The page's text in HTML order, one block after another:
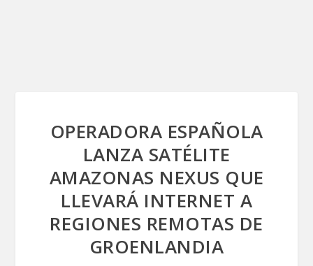
OPERADORA ESPAÑOLA
LANZA SATÉLITE
AMAZONAS NEXUS QUE
LLEVARÁ INTERNET A
REGIONES REMOTAS DE
GROENLANDIA